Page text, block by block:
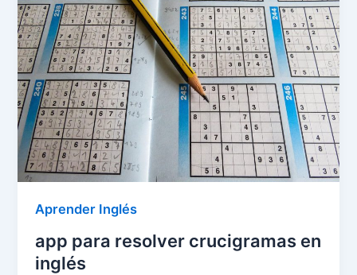
Aprender Inglés
app para resolver crucigramas en
inglés